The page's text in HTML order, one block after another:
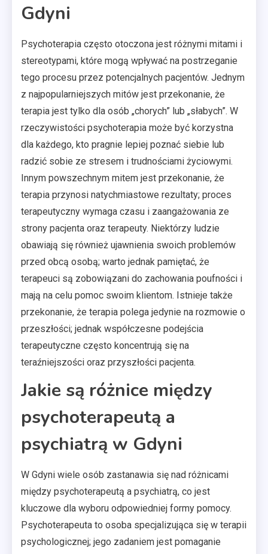
Gdyni
Psychoterapia często otoczona jest różnymi mitami i
stereotypami, które mogą wpływać na postrzeganie
tego procesu przez potencjalnych pacjentów. Jednym
z najpopularniejszych mitów jest przekonanie, że
terapia jest tylko dla osób „chorych” lub „słabych”. W
rzeczywistości psychoterapia może być korzystna
dla każdego, kto pragnie lepiej poznać siebie lub
radzić sobie ze stresem i trudnościami życiowymi.
Innym powszechnym mitem jest przekonanie, że
terapia przynosi natychmiastowe rezultaty; proces
terapeutyczny wymaga czasu i zaangażowania ze
strony pacjenta oraz terapeuty. Niektórzy ludzie
obawiają się również ujawnienia swoich problemów
przed obcą osobą; warto jednak pamiętać, że
terapeuci są zobowiązani do zachowania poufności i
mają na celu pomoc swoim klientom. Istnieje także
przekonanie, że terapia polega jedynie na rozmowie o
przeszłości; jednak współczesne podejścia
terapeutyczne często koncentrują się na
teraźniejszości oraz przyszłości pacjenta.
Jakie są różnice między
psychoterapeutą a
psychiatrą w Gdyni
W Gdyni wiele osób zastanawia się nad różnicami
między psychoterapeutą a psychiatrą, co jest
kluczowe dla wyboru odpowiedniej formy pomocy.
Psychoterapeuta to osoba specjalizująca się w terapii
psychologicznej; jego zadaniem jest pomaganie